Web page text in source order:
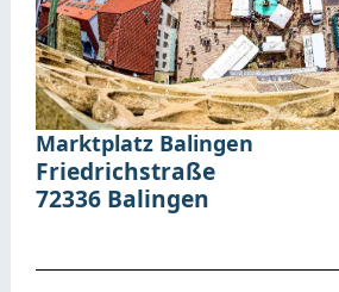
Marktplatz Balingen
Friedrichstraße
72336 Balingen